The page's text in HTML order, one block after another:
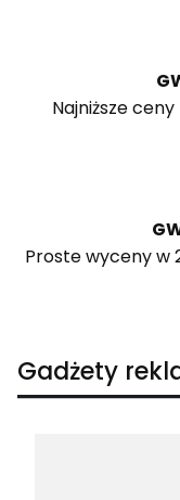
Najniższe
Proste wyceny w
Gadżety